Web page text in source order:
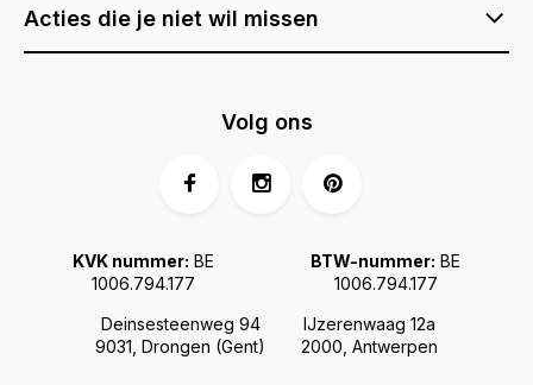
Acties die je niet wil missen
Deinsesteenweg 94
9031, Drongen (Gent)
IJzerenwaag 12a
2000, Antwerpen
KVK nummer: BE
1006.794.177
BTW-nummer: BE
1006.794.177
Volg ons